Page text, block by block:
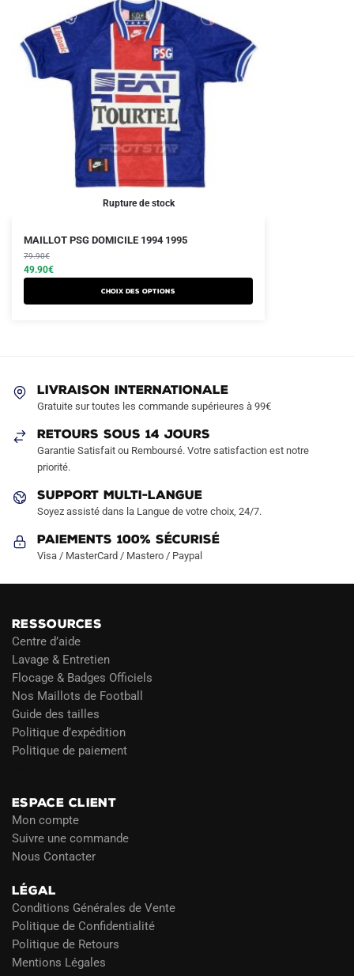
Rupture de stock
MAILLOT PSG DOMICILE 1994 1995
79.90€
Le
prix
initial
était :
49.90€
Le
prix
actuel
est :
Choix des options
Ce
produit
a
être
choisies
sur
page
produit
LIVRAISON INTERNATIONALE
Gratuite sur toutes les commande supérieures à 99€
RETOURS SOUS 14 JOURS
Garantie Satisfait ou Remboursé. Votre satisfaction est notre
priorité.
SUPPORT MULTI-LANGUE
Soyez assisté dans la Langue de votre choix, 24/7.
Paiements 100% Sécurisé
Visa / MasterCard / Mastero / Paypal
RESSOURCES
Centre d’aide
Lavage & Entretien
Flocage & Badges Officiels
Nos Maillots de Football
Guide des tailles
Politique d’expédition
Politique de paiement
ESPACE CLIENT
Mon compte
Suivre une commande
Nous Contacter
LÉGAL
Conditions Générales de Vente
Politique de Confidentialité
Politique de Retours
Mentions Légales